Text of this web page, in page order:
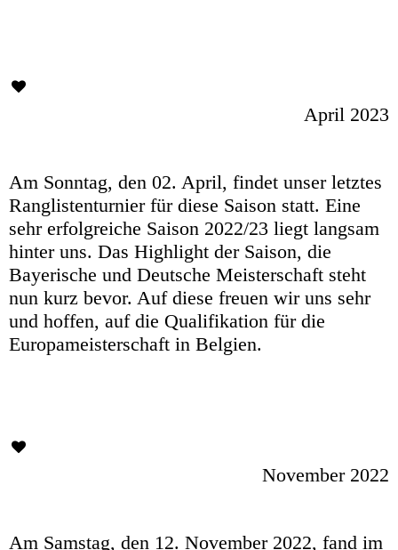
April 2023
Am Sonntag, den 02. April, findet unser letztes
Ranglistenturnier für diese Saison statt. Eine
sehr erfolgreiche Saison 2022/23 liegt langsam
hinter uns. Das Highlight der Saison, die
Bayerische und Deutsche Meisterschaft steht
nun kurz bevor. Auf diese freuen wir uns sehr
und hoffen, auf die Qualifikation für die
Europameisterschaft in Belgien.
November 2022
Am Samstag, den 12. November 2022, fand im